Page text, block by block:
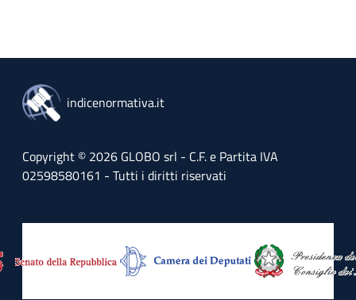
indicenormativa.it
Copyright © 2026 GLOBO srl - C.F. e Partita IVA
02598580161 - Tutti i diritti riservati